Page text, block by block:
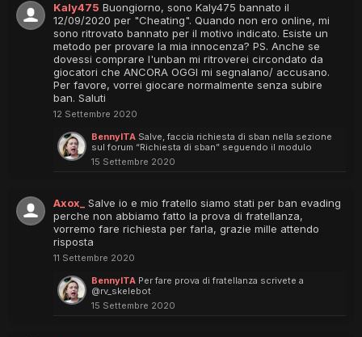
Kaly475 Buongiorno, sono Kaly475 bannato il
12/09/2020 per "Cheating". Quando non ero online, mi
sono ritrovato bannato per il motivo indicato. Esiste un
metodo per provare la mia innocenza? PS. Anche se
dovessi comprare l'unban mi ritroverei circondato da
giocatori che ANCORA OGGI mi segnalano/ accusano.
Per favore, vorrei giocare normalmente senza subire
ban. Saluti
12 Settembre 2020
BennyITA Salve, faccia richiesta di sban nella sezione
sul forum “Richiesta di sban” seguendo il modulo
15 Settembre 2020
Axox_
Salve io e mio fratello siamo stati per ban evading
perche non abbiamo fatto la prova di fratellanza,
vorremo fare richiesta per farla, grazie mille attendo
risposta
11 Settembre 2020
BennyITA Per fare prova di fratellanza scrivete a
@rv_skelebot
15 Settembre 2020